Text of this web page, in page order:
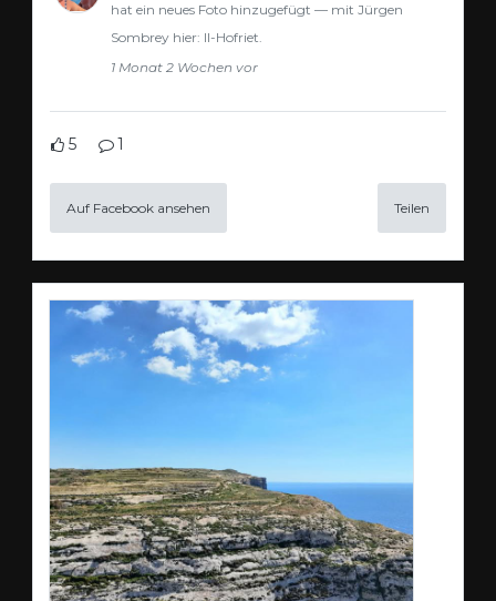
hat ein neues Foto hinzugefügt — mit Jürgen
Sombrey hier: Il-Hofriet.
1 Monat 2 Wochen vor
5 1
Auf Facebook ansehen Teilen